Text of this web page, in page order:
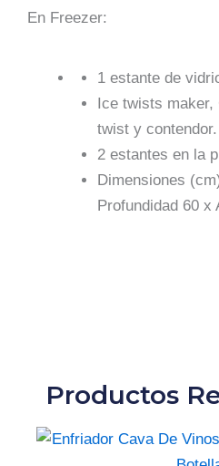
En Freezer:
1 estante de
Ice twists maker,
twist y contendor.
2 estantes en la
Dimensiones
Profundidad 60 x
Productos